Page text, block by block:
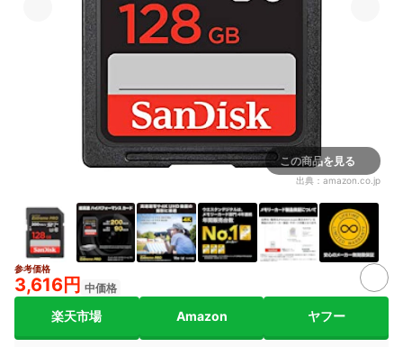
この商品を見る
出典： amazon.co.jp
参考価格
3,616円 中価格
楽天市場 Amazon ヤフー